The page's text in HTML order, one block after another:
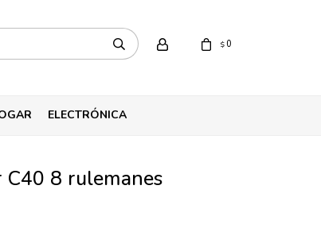
ELECTRÓNICA
$ 0
C40 8 rulemanes